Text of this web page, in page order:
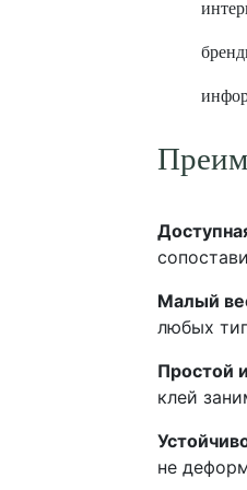
Малый
любых
Простой
клей
не